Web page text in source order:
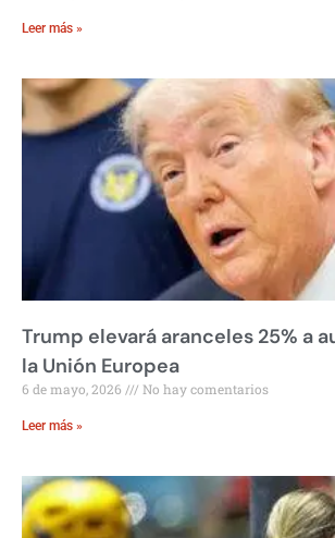
Leer más »
Trump elevará aranceles 25% a
la Unión Europea
6 de mayo, 2026 No hay comentarios
Leer más »